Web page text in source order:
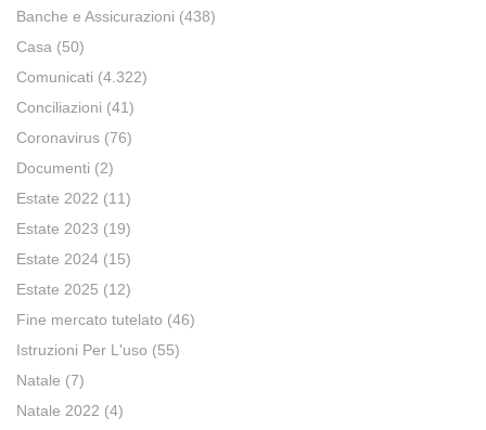
Banche e Assicurazioni (438)
Casa (50)
Comunicati (4.322)
Conciliazioni (41)
Coronavirus (76)
Documenti (2)
Estate 2022 (11)
Estate 2023 (19)
Estate 2024 (15)
Estate 2025 (12)
Fine mercato tutelato (46)
Istruzioni Per L'uso (55)
Natale (7)
Natale 2022 (4)